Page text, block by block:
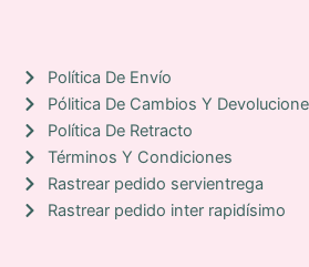
kPolítica De Envío
Pólitica De Cambios Y
Política De Retracto
Términos Y Condiciones
Rastrear pedido servientrega
Rastrear pedido inter rapidísimo